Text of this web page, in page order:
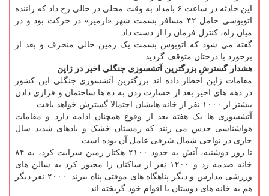
این حادثه در ساعت ۶ بامداد به وقت محلی در حالی رخ داد که راننده
اتوبوسی حامل ۴۲ مسافر بسمت شهر «ازمیر» در حرکت بود و در
میان راه، کنترل فرمان را از دست داد.
گفته می شود که اتوبوس بسمت یک زمین خالی منحرف و بعد از
برخورد با درختان متوقف گردید.
هشدار گسترشِ بزرگترین آتشسوزی جنگلی اخیر در ژاپن
مقامات ژاپن اخطار داده اند بزرگترین آتشسوزی جنگلی این کشور
در دهه های اخیر بعد از خسارت زدن به ده ها ساختمان و فراری دادن
بیشتر از ۱۰۰۰ نفر از خانه هایشان احتمالا گسترش خواهد یافت.
آتشسوزی ها یک هفته بعد از وقوع همچنان ادامه دارد و مقامات
هواشناسی حدس می زنند که زمستان خشک و بادهای شدید سال
جاری در نواحی شمال شرقی عامل آن بوده است.
تا روز دوشنبه، آتش به حدود ۲۱۰۰ هکتار زمین سرایت کرد، به ۸۴
خانه صدمه زد و ۱۲۰۰ نفر از ساکنان را مجبور کرد به سالن های
ورزشی مدارس و دیگر پناهگاه های موقتی پناه ببرند. ۲۰۰۰ نفر دیگر
هم به خانه های دوستان یا اقوام خود گریخته اند.